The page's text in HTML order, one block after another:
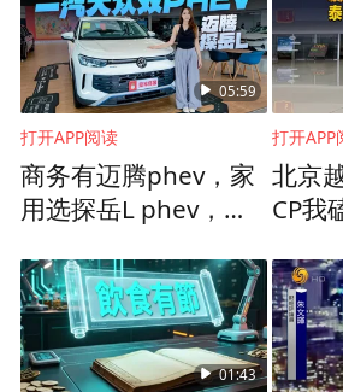
疏浚淤泥、吹填造地，改善
加了发展空间，缓解了土
了综合效益。2009年天津港
吨，超过我们青岛港。过去4
港工业区投入滚动资金近
45平方公里，造出陆地33
配套齐全、5万吨级航道支
设用地。天津南港工业区将
海造陆20平方公里及建设
游区也将投资40亿元，围
05:59
打开APP阅读
商务有迈腾phev，家
用选探岳L phev，准
打开APP
北京
CP我
01:43